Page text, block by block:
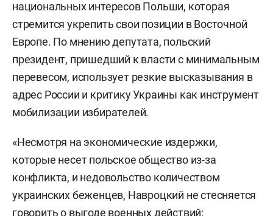
национальных интересов Польши, которая
стремится укрепить свои позиции в Восточной
Европе. По мнению депутата, польский
президент, пришедший к власти с минимальным
перевесом, использует резкие высказывания в
адрес России и критику Украины как инструмент
мобилизации избирателей.
«Несмотря на экономические издержки,
которые несет польское общество из-за
конфликта, и недовольство количеством
украинских беженцев, Навроцкий не стесняется
говорить о выгоде военных действий: